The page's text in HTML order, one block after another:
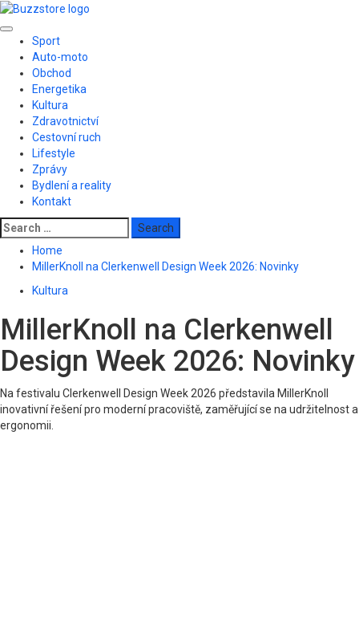
Skip
content
Primary
Menu
Sport
Auto-moto
Obchod
Energetika
Kultura
Zdravotnictví
Cestovní ruch
Lifestyle
Zprávy
Bydlení a reality
Kontakt
Search
for:
Home
MillerKnoll na Clerkenwell Design Week 2026: Novinky
Kultura
MillerKnoll na Clerkenwell
Design Week 2026: Novinky
Na festivalu Clerkenwell Design Week 2026 představila MillerKnoll
inovativní řešení pro moderní pracoviště, zaměřující se na udržitelnost a
ergonomii.